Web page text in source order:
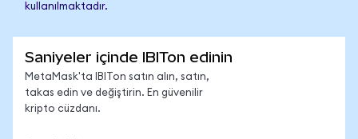
kullanılmaktadır.
Saniyeler içinde IBITon edinin
MetaMask'ta IBITon satın alın, satın,
takas edin ve değiştirin. En güvenilir
kripto cüzdanı.